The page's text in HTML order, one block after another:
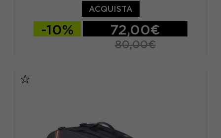
ACQUISTA
-10% 72,00€
80,00€